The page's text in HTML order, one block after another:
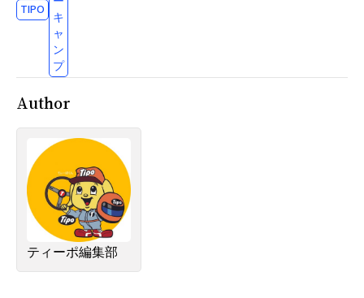
TIPO キ
ャ
ン
プ
Author
ティーポ編集部